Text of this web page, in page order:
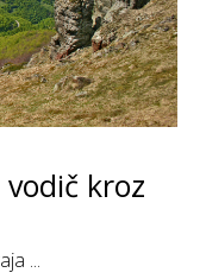
kroz
...